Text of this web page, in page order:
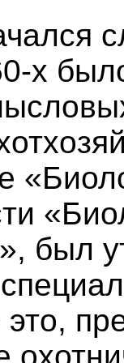
х
был